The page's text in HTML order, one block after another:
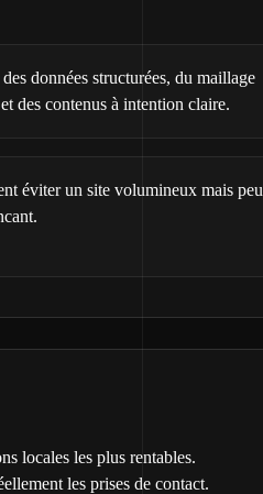
données structurées, du maillage
des contenus à intention claire.
éviter un site volumineux mais peu
locales les plus rentables.
les prises de contact.